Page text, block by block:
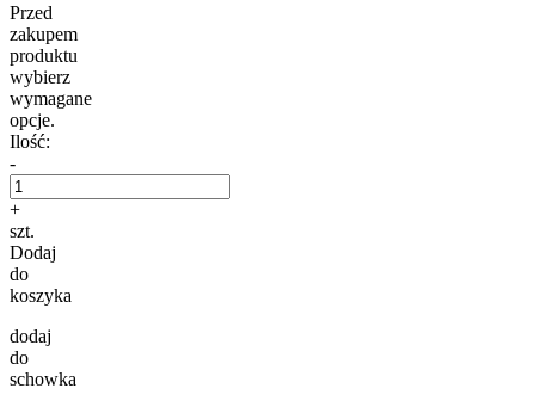
Przed
zakupem
produktu
wybierz
wymagane
opcje.
Ilość:
-
+
szt.
Dodaj
do
koszyka
dodaj
do
schowka